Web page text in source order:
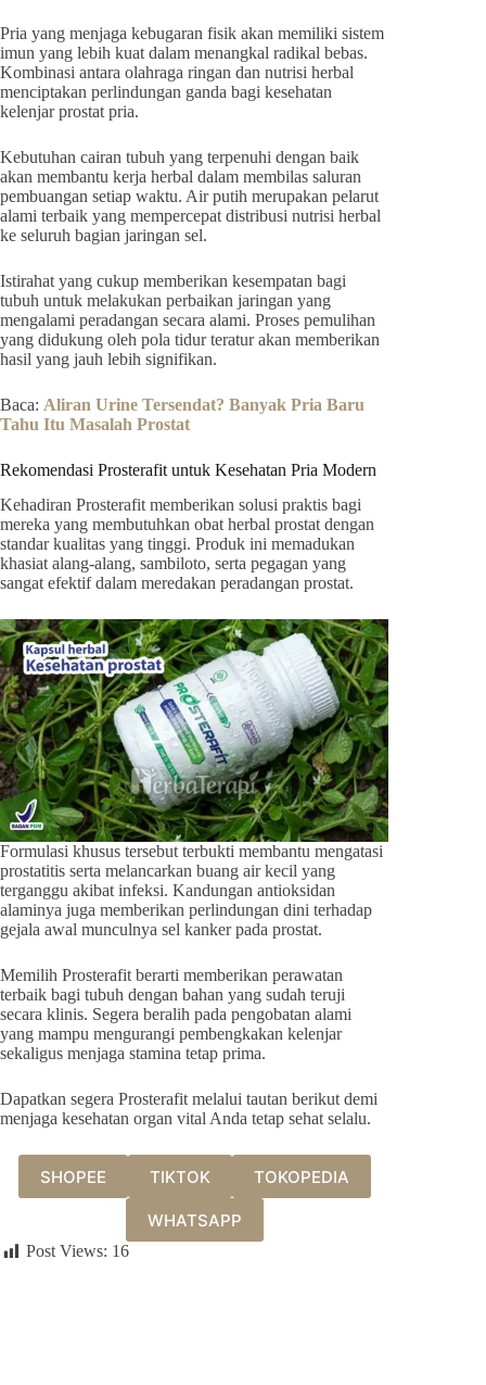
Pria yang menjaga kebugaran fisik akan memiliki sistem
imun yang lebih kuat dalam menangkal radikal bebas.
Kombinasi antara olahraga ringan dan nutrisi herbal
menciptakan perlindungan ganda bagi kesehatan
kelenjar prostat pria.
Kebutuhan cairan tubuh yang terpenuhi dengan baik
akan membantu kerja herbal dalam membilas saluran
pembuangan setiap waktu. Air putih merupakan pelarut
alami terbaik yang mempercepat distribusi nutrisi herbal
ke seluruh bagian jaringan sel.
Istirahat yang cukup memberikan kesempatan bagi
tubuh untuk melakukan perbaikan jaringan yang
mengalami peradangan secara alami. Proses pemulihan
yang didukung oleh pola tidur teratur akan memberikan
hasil yang jauh lebih signifikan.
Baca: Aliran Urine Tersendat? Banyak Pria Baru
Tahu Itu Masalah Prostat
Rekomendasi Prosterafit untuk Kesehatan Pria Modern
Kehadiran Prosterafit memberikan solusi praktis bagi
mereka yang membutuhkan obat herbal prostat dengan
standar kualitas yang tinggi. Produk ini memadukan
khasiat alang-alang, sambiloto, serta pegagan yang
sangat efektif dalam meredakan peradangan prostat.
Formulasi khusus tersebut terbukti membantu mengatasi
prostatitis serta melancarkan buang air kecil yang
terganggu akibat infeksi. Kandungan antioksidan
alaminya juga memberikan perlindungan dini terhadap
gejala awal munculnya sel kanker pada prostat.
Memilih Prosterafit berarti memberikan perawatan
terbaik bagi tubuh dengan bahan yang sudah teruji
secara klinis. Segera beralih pada pengobatan alami
yang mampu mengurangi pembengkakan kelenjar
sekaligus menjaga stamina tetap prima.
Dapatkan segera Prosterafit melalui tautan berikut demi
menjaga kesehatan organ vital Anda tetap sehat selalu.
SHOPEE TIKTOK TOKOPEDIA
WHATSAPP
Post Views: 16